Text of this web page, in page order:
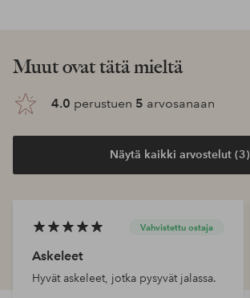
Muut ovat tätä mieltä
4.0 perustuen 5 arvosanaan
Näytä kaikki arvostelut (3)
Vahvistettu ostaja
Askeleet
Hyvät askeleet, jotka pysyvät jalassa.